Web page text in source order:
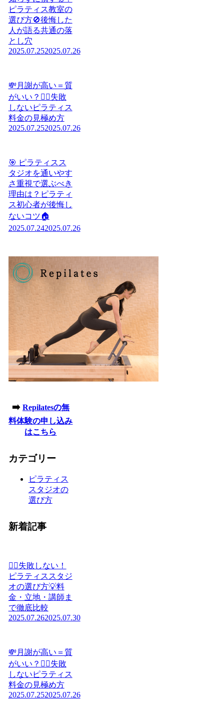
ピラティス教室の
選び方🚫後悔した
人が語る共通の落
とし穴
2025.07.252025.07.26
💸月謝が高い＝質
がいい？🧘‍♀️失敗
しないピラティス
料金の見極め方
2025.07.252025.07.26
🎯 ピラティスス
タジオを通いやす
さ重視で選ぶべき
理由は？ピラティ
ス初心者が後悔し
ないコツ🏠
2025.07.242025.07.26
➡️ Repilatesの無
料体験の申し込み
はこちら
カテゴリー
ピラティス
スタジオの
選び方
新着記事
🧘‍♀️失敗しない！
ピラティススタジ
オの選び方💡料
金・立地・講師ま
で徹底比較
2025.07.262025.07.30
💸月謝が高い＝質
がいい？🧘‍♀️失敗
しないピラティス
料金の見極め方
2025.07.252025.07.26